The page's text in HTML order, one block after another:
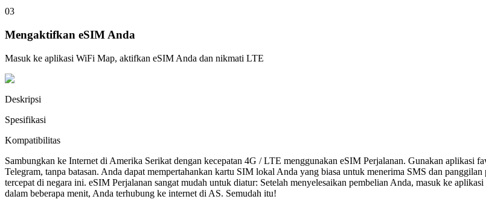
03
Mengaktifkan eSIM Anda
Masuk ke aplikasi WiFi Map, aktifkan eSIM Anda dan nikmati LTE
Deskripsi
Spesifikasi
Kompatibilitas
Sambungkan ke Internet di Amerika Serikat dengan kecepatan 4G / LTE menggunakan eSIM Perjalanan. Gunakan aplikasi
Telegram, tanpa batasan. Anda dapat mempertahankan kartu SIM lokal Anda yang biasa untuk menerima SMS dan
tercepat di negara ini. eSIM Perjalanan sangat mudah untuk diatur: Setelah menyelesaikan pembelian Anda, masuk ke
dalam beberapa menit, Anda terhubung ke internet di AS. Semudah itu!